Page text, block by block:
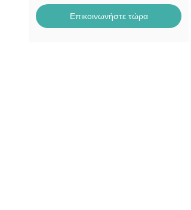
Επικοινωνήστε τώρα